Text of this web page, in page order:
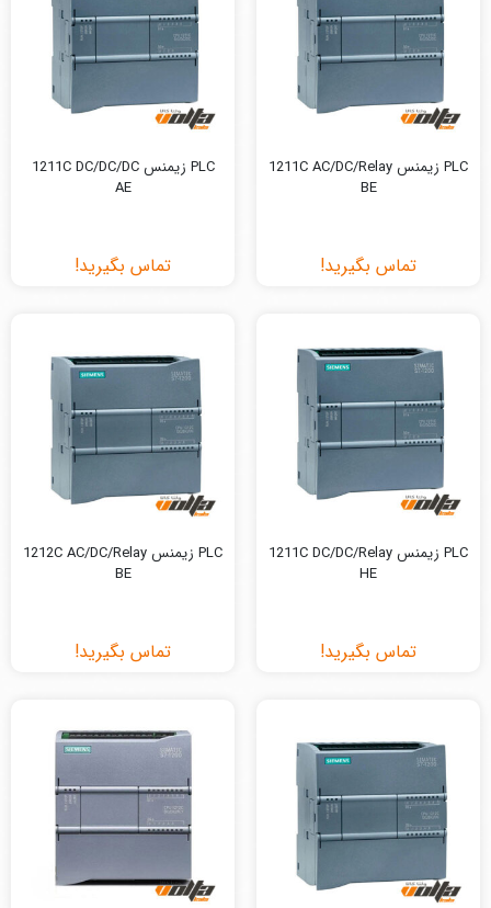
PLC زیمنس 1211C AC/DC/Relay
BE
تماس بگیرید!
PLC زیمنس 1211C DC/DC/DC
AE
تماس بگیرید!
PLC زیمنس 1211C DC/DC/Relay
HE
تماس بگیرید!
PLC زیمنس 1212C AC/DC/Relay
BE
تماس بگیرید!